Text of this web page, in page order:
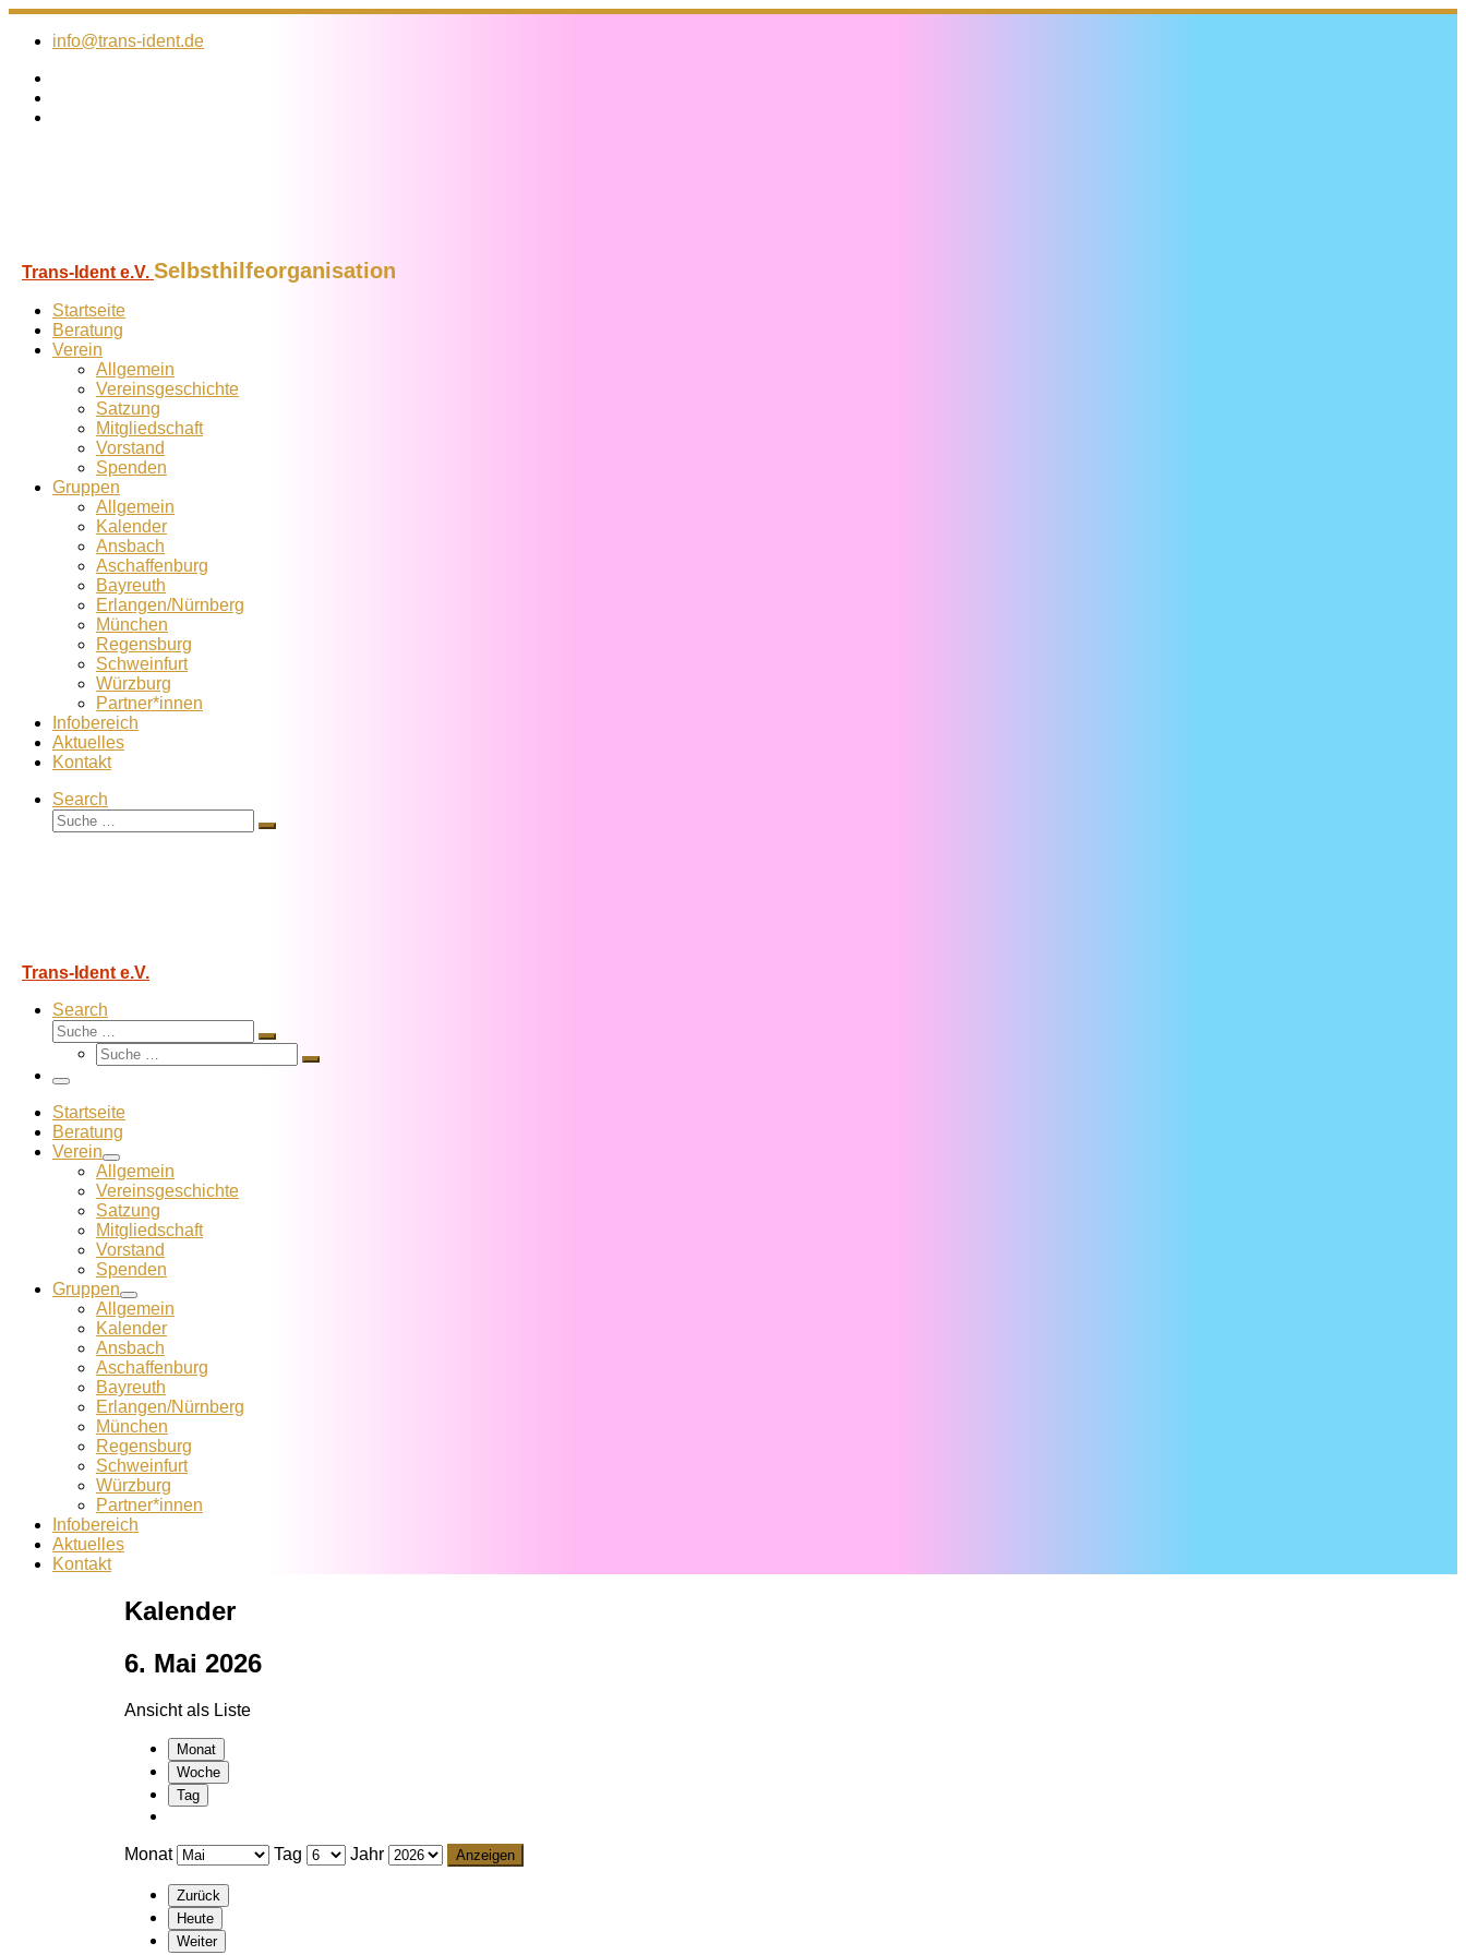
Zum
Inhalt
info@trans-ident.de
Trans-Ident e.V. Selbsthilfeorganisation
Startseite
Beratung
Verein
Allgemein
Vereins­geschichte
Satzung
Mitglied­schaft
Vorstand
Spenden
Gruppen
Allgemein
Kalender
Ansbach
Aschaffenburg
Bayreuth
Erlangen/Nürnberg
München
Regensburg
Schweinfurt
Würzburg
Partner*innen
Infobereich
Aktuelles
Kontakt
Search
Suche
Suche
Trans-Ident e.V.
Search
Suche
Suche
Suche
Suche
Menü
Startseite
Beratung
Verein
Allgemein
Vereins­geschichte
Satzung
Mitglied­schaft
Vorstand
Spenden
Gruppen
Allgemein
Kalender
Ansbach
Aschaffenburg
Bayreuth
Erlangen/Nürnberg
München
Regensburg
Schweinfurt
Würzburg
Partner*innen
Infobereich
Aktuelles
Kontakt
Kalender
6. Mai 2026
Ansicht als Liste
Monat
Woche
Tag
Monat Tag Jahr
Zurück
Heute
Weiter